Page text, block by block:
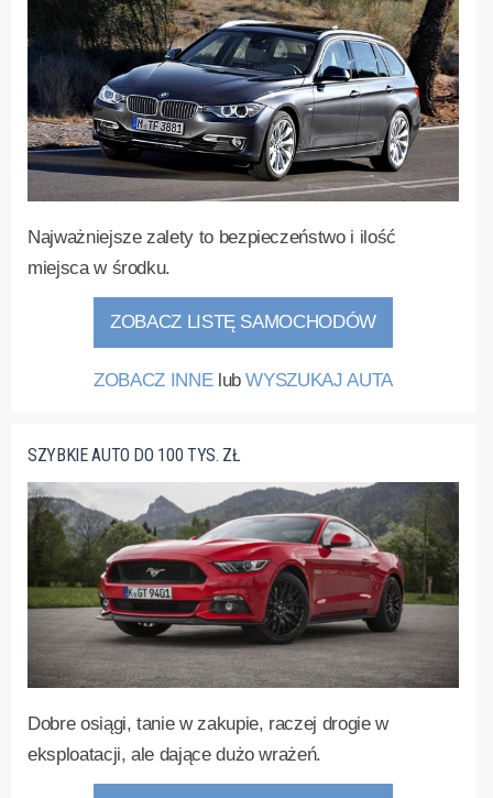
Najważniejsze zalety to bezpieczeństwo i ilość
miejsca w środku.
ZOBACZ LISTĘ SAMOCHODÓW
ZOBACZ INNElubWYSZUKAJ AUTA
SZYBKIE AUTO DO 100 TYS. ZŁ
Dobre osiągi, tanie w zakupie, raczej drogie w
eksploatacji, ale dające dużo wrażeń.